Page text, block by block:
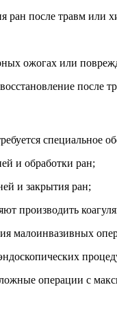
ран после травм или
ожогах или
после
специальное
и обработки ран;
и закрытия ран;
производить
малоинвазивных
операции с